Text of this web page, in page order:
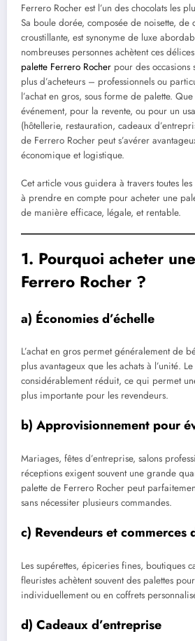
Ferrero Rocher est l’un des chocolats les
Sa boule dorée, composée de noisette, de
croustillante, est synonyme de luxe
nombreuses personnes achètent ces
palette Ferrero Rocher pour des occasions
plus d’acheteurs – professionnels ou
l’achat en gros, sous forme de palette.
événement, pour la revente, ou pour un
(hôtellerie, restauration, cadeaux
de Ferrero Rocher peut s’avérer
économique et logistique.
Cet article vous guidera à travers toutes
à prendre en compte pour acheter une
de manière efficace, légale, et rentable.
1. Pourquoi acheter
Ferrero Rocher ?
a) Économies d’échelle
L’achat en gros permet généralement de
plus avantageux que les achats à l’unité.
considérablement réduit, ce qui permet
plus importante pour les revendeurs.
b) Approvisionnement pour
Mariages, fêtes d’entreprise, salons
réceptions exigent souvent une grande
palette de Ferrero Rocher peut
sans nécessiter plusieurs commandes.
c) Revendeurs et commerces
Les supérettes, épiceries fines, boutiques
fleuristes achètent souvent des palettes
individuellement ou en coffrets
d) Cadeaux d’entreprise